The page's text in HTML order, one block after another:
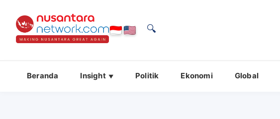
🔍
Beranda Insight Politik Ekonomi Global